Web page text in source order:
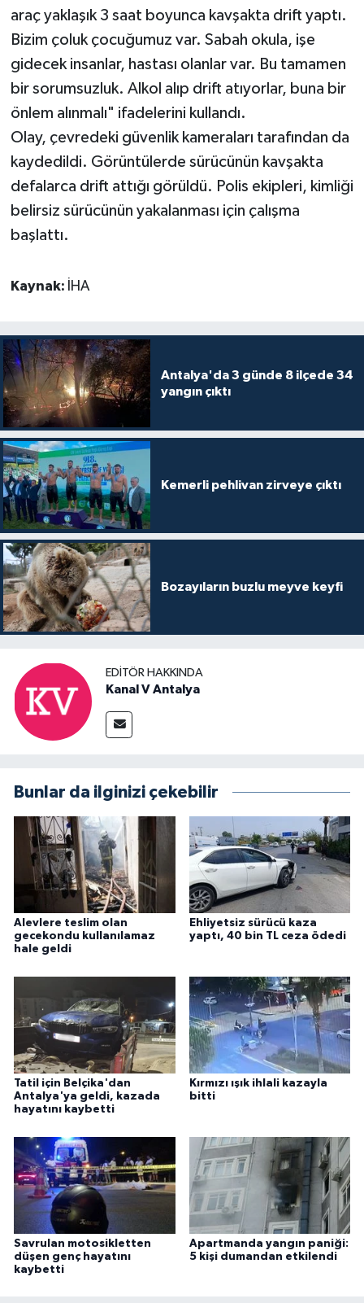
araç yaklaşık 3 saat boyunca kavşakta drift yaptı.
Bizim çoluk çocuğumuz var. Sabah okula, işe
gidecek insanlar, hastası olanlar var. Bu tamamen
bir sorumsuzluk. Alkol alıp drift atıyorlar, buna bir
önlem alınmalı" ifadelerini kullandı.
Olay, çevredeki güvenlik kameraları tarafından da
kaydedildi. Görüntülerde sürücünün kavşakta
defalarca drift attığı görüldü. Polis ekipleri, kimliği
belirsiz sürücünün yakalanması için çalışma
başlattı.
Kaynak: İHA
Antalya'da 3 günde 8 ilçede 34
yangın çıktı
Kemerli pehlivan zirveye çıktı
Bozayıların buzlu meyve keyfi
EDITÖR HAKKINDA
Kanal V Antalya
Bunlar da ilginizi çekebilir
Alevlere teslim olan
gecekondu kullanılamaz
hale geldi
Ehliyetsiz sürücü kaza
yaptı, 40 bin TL ceza ödedi
Tatil için Belçika'dan
Antalya'ya geldi, kazada
hayatını kaybetti
Kırmızı ışık ihlali kazayla
bitti
Savrulan motosikletten
düşen genç hayatını
kaybetti
Apartmanda yangın paniği:
5 kişi dumandan etkilendi